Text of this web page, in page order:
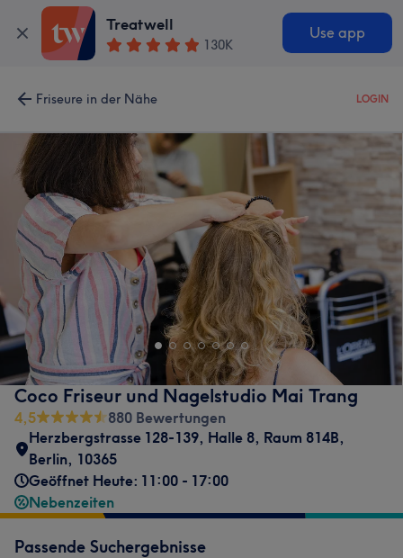
Treatwell
130K
Use app
Friseure in der Nähe LOGIN
Coco Friseur und Nagelstudio Mai Trang
4,5
880 Bewertungen
Herzbergstrasse 128-139, Halle 8, Raum 814B,
Berlin, 10365
Geöffnet Heute: 11:00 - 17:00
Nebenzeiten
Passende Suchergebnisse